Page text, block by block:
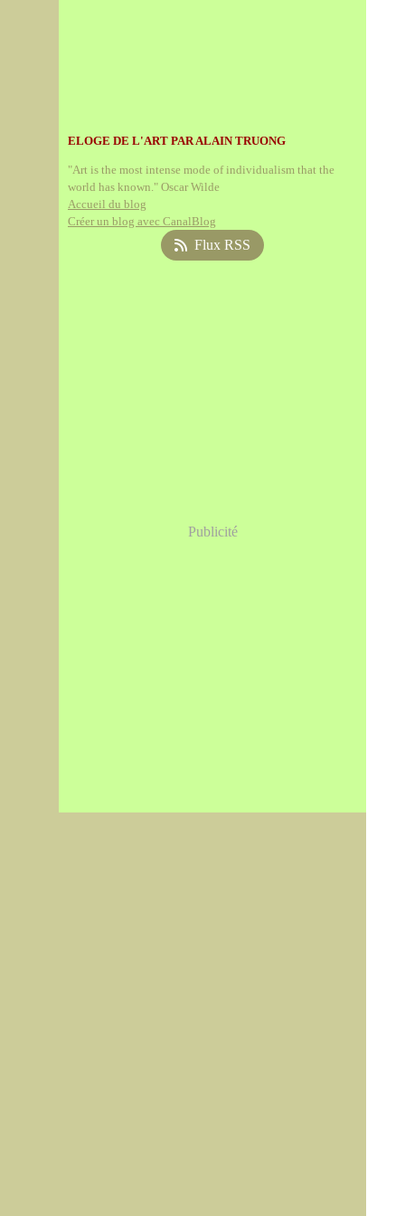
ELOGE DE L'ART PAR ALAIN TRUONG
"Art is the most intense mode of individualism that the
world has known." Oscar Wilde
Accueil du blog
Créer un blog avec CanalBlog
Flux RSS
Publicité